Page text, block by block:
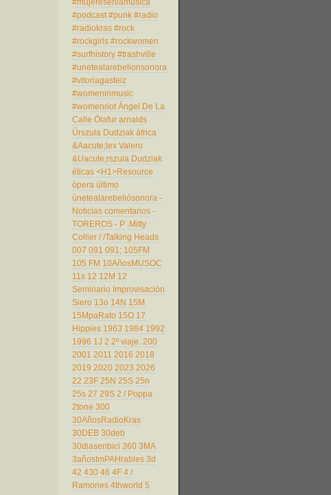
#mujeresenlamusica
#podcast #punk #radio
#radiokras #rock
#rockgirls #rockwomen
#surfhistory #trashville
#unetealarebelionsonora
#vitoriagasteiz
#womeninmusic
#womenriot Ángel De La
Calle Ölafur arnalds
Úrszula Dudziak áfrica
&Aacute;lex Valero
&Uacute;rszula Dudziak
éticas <H1>Resource
ópera último
únetealarebeliósonora -
Noticias comentarios -
TOREROS - P .Mitty
Collier / /Talking Heads
007 091 091; 105FM
105 FM 10AñosMUSOC
11s 12 12M 12
Seminario Improvisación
Siero 13o 14N 15M
15MpaRato 15O 17
Hippies 1963 1984 1992
1996 1J 2 2º viaje. 200
2001 2011 2016 2018
2019 2020 2023 2026
22 23F 25N 25S 25n
25s 27 29S 2 / Poppa
2tone 300
30AñosRadioKras
30DEB 30deb
30diasenbici 360 3MA
3añosImPAHrables 3d
42 430 46 4F 4 /
Ramones 4thworld 5